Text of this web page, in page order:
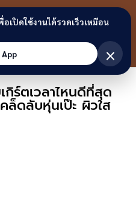
ขอนแก่น
ลิงก์
กิร์ตเวลาไหนดีที่สุด
ล็ดลับหุ่นเป๊ะ ผิวใส
เปิดใช้งานได้รวดเร็วเหมือน
×